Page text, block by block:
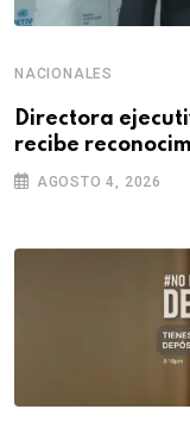
NACIONALES
Directora
recibe
AGOSTO 4, 2026